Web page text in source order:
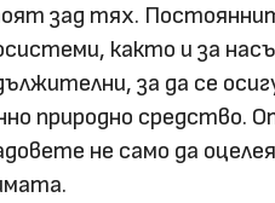
зад тях.
както и за
за да се
природно средство.
не само да